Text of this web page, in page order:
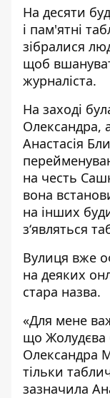
На десяти
і пам'ятні
зібралися
щоб
журналіста.
На заході
Олександра,
Анастасія
на честь
вона
на інших
з‘являться
Вулиця вже
на деяких
стара назва.
«Для мене
що Жолудєва
Олександра
тільки
зазначила